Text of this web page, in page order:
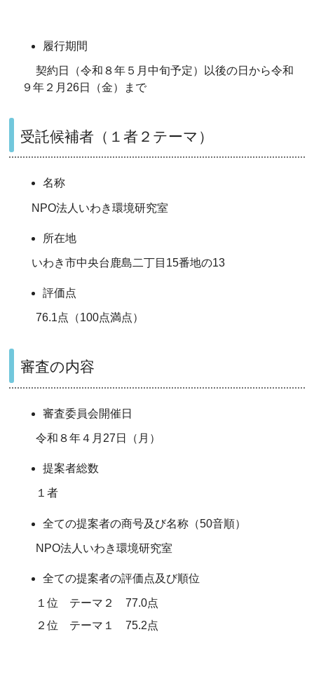
履行期間
契約日（令和８年５月中旬予定）以後の日から令和
９年２月26日（金）まで
受託候補者（１者２テーマ）
名称
NPO法人いわき環境研究室
所在地
いわき市中央台鹿島二丁目15番地の13
評価点
76.1点（100点満点）
審査の内容
審査委員会開催日
令和８年４月27日（月）
提案者総数
１者
全ての提案者の商号及び名称（50音順）
NPO法人いわき環境研究室
全ての提案者の評価点及び順位
１位 テーマ２ 77.0点
２位 テーマ１ 75.2点